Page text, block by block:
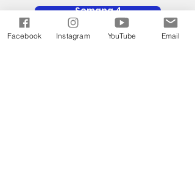
Semana 4
Facebook Instagram YouTube Email